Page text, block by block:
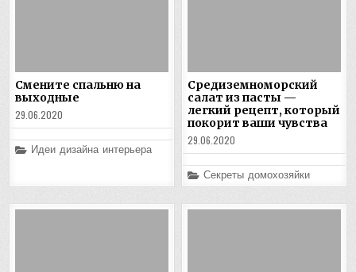
Смените спальню на
выходные
29.06.2020
Posted
in
Идеи дизайна интерьера
Средиземноморский
салат из пасты —
легкий рецепт, который
покорит ваши чувства
29.06.2020
Posted
in
Секреты домохозяйки